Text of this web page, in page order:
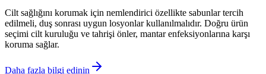
Cilt sağlığını korumak için nemlendirici özellikte sabunlar tercih
edilmeli, duş sonrası uygun losyonlar kullanılmalıdır. Doğru ürün
seçimi cilt kuruluğu ve tahrişi önler, mantar enfeksiyonlarına karşı
koruma sağlar.
Daha fazla bilgi edinin